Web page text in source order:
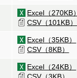
Excel（270KB）
CSV（101KB）
Excel（35KB）
CSV（8KB）
Excel（24KB）